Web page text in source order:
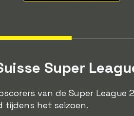
Super
van de Super League
tijdens het seizoen.